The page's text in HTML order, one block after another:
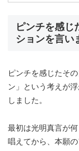
ピンチを感じ
ションを言い
ピンチを感じたそ
ン」という考えが
しました。
最初は光明真言が
唱えてから、本願